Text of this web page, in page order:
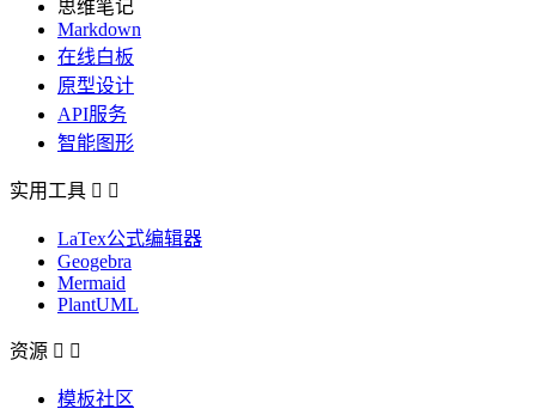
思维笔记
Markdown
在线白板
原型设计
API服务
智能图形
实用工具  
LaTex公式编辑器
Geogebra
Mermaid
PlantUML
资源  
模板社区